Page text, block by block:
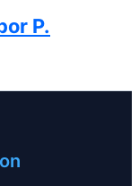
P.